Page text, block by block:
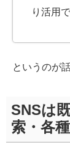
り活用
というのが
SNSは
索・各